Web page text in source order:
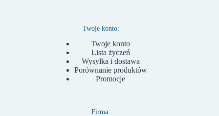
Twoje konto:
Twoje konto
Lista życzeń
Wysyłka i dostawa
Porównanie produktów
Promocje
Firma: